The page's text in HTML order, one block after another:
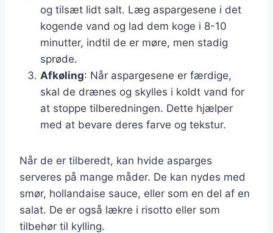
og tilsæt lidt salt. Læg aspargesene i det
kogende vand og lad dem koge i 8-10
minutter, indtil de er møre, men stadig
sprøde.
Afkøling: Når aspargesene er færdige,
skal de drænes og skylles i koldt vand for
at stoppe tilberedningen. Dette hjælper
med at bevare deres farve og tekstur.
Når de er tilberedt, kan hvide asparges
serveres på mange måder. De kan nydes med
smør, hollandaise sauce, eller som en del af en
salat. De er også lækre i risotto eller som
tilbehør til kylling.